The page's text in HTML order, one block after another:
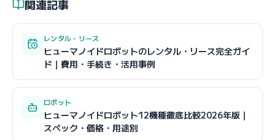
関連記事
レンタル・リース
ヒューマノイドロボットのレンタル・リース完全ガイ
ド｜費用・手続き・活用事例
ロボット
ヒューマノイドロボット12機種徹底比較2026年版｜
スペック・価格・用途別